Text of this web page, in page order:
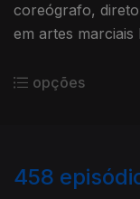
coreógrafo,
em artes
opções
458